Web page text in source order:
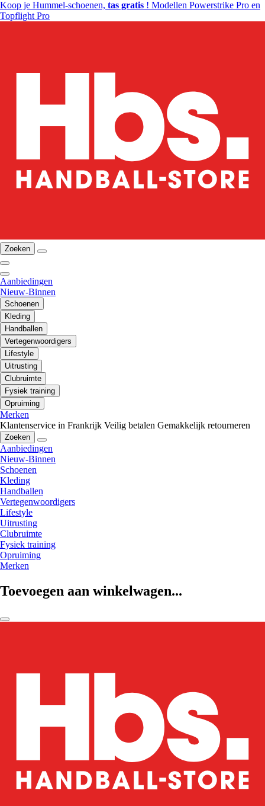
Koop je Hummel-schoenen, tas gratis ! Modellen Powerstrike Pro en
Topflight Pro
Zoeken
Aanbiedingen
Nieuw-Binnen
Schoenen
Kleding
Handballen
Vertegenwoordigers
Lifestyle
Uitrusting
Clubruimte
Fysiek training
Opruiming
Merken
Klantenservice in Frankrijk Veilig betalen Gemakkelijk retourneren
Zoeken
Aanbiedingen
Nieuw-Binnen
Schoenen
Kleding
Handballen
Vertegenwoordigers
Lifestyle
Uitrusting
Clubruimte
Fysiek training
Opruiming
Merken
Toevoegen aan winkelwagen...